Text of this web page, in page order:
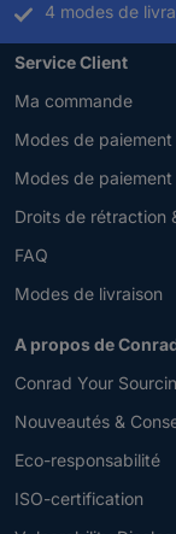
4 modes de
Service Client
Ma commande
Modes de
Modes de
Droits de rétraction
FAQ
Modes de livraison
A propos de
Conrad Your
Nouveautés &
Eco-responsabilité
ISO-certification